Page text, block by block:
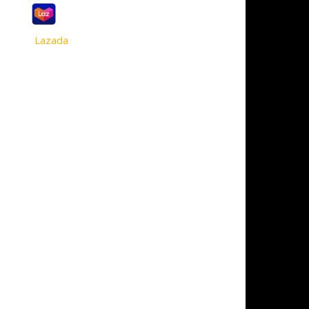
Lazada